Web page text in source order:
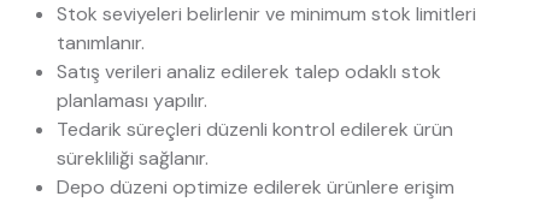
Stok seviyeleri belirlenir ve minimum stok limitleri
tanımlanır.
Satış verileri analiz edilerek talep odaklı stok
planlaması yapılır.
Tedarik süreçleri düzenli kontrol edilerek ürün
sürekliliği sağlanır.
Depo düzeni optimize edilerek ürünlere erişim